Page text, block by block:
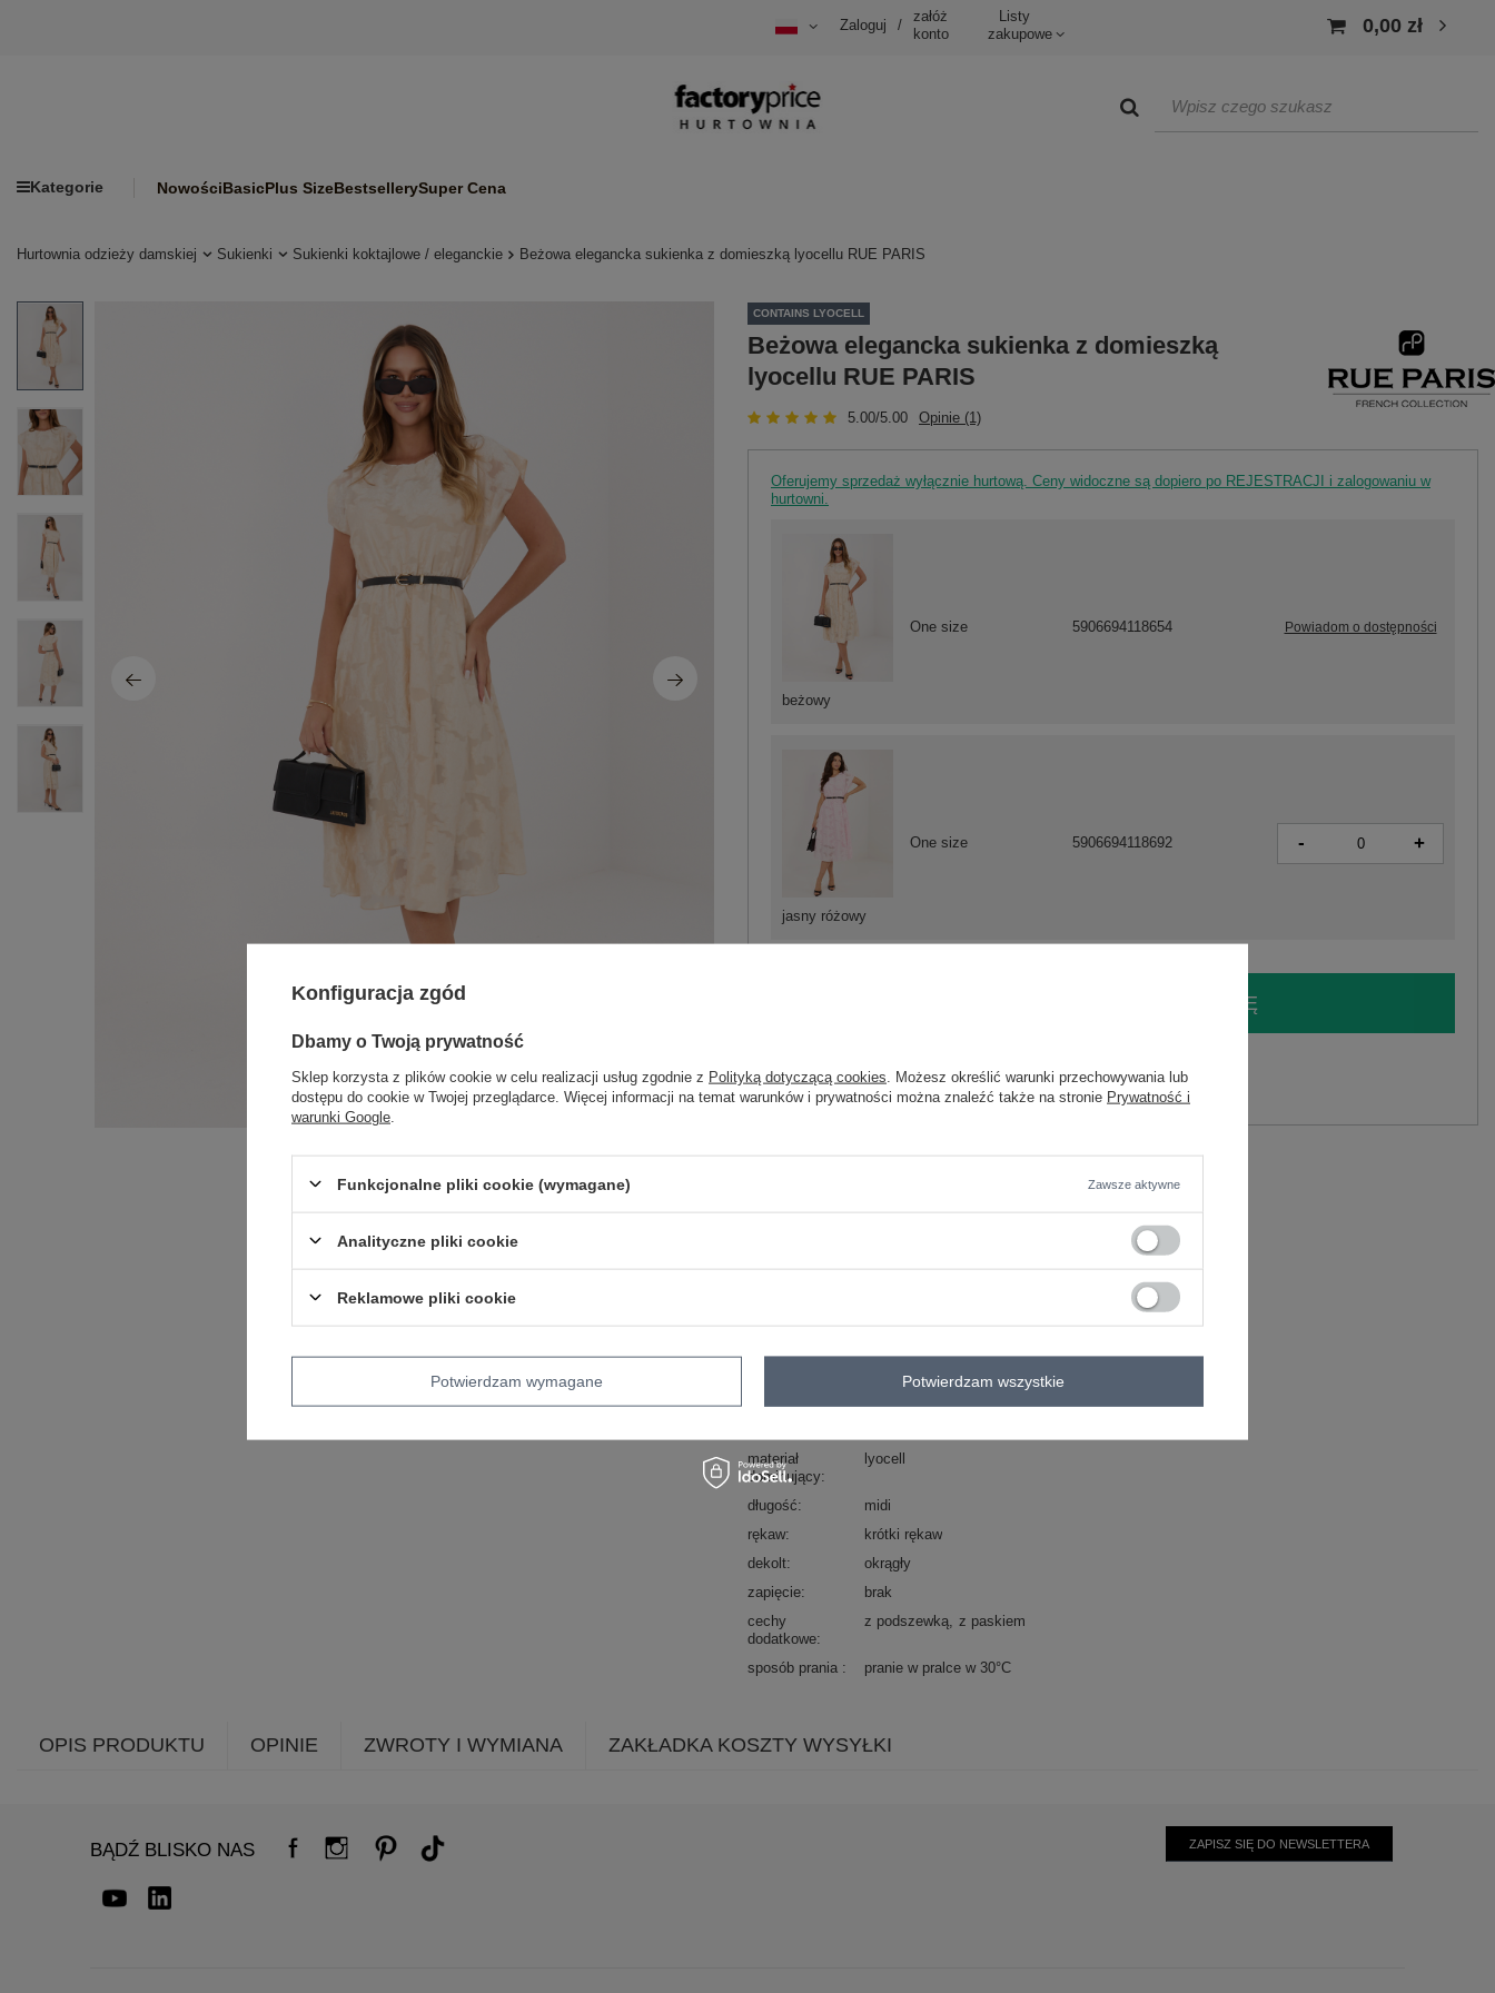
Zaloguj /
załóż
konto
Listy
zakupowe
0,00 zł
Kategorie NowościBasicPlus SizeBestsellerySuper Cena
Hurtownia odzieży damskiej Sukienki Sukienki koktajlowe / eleganckie Beżowa elegancka sukienka z domieszką lyocellu RUE PARIS
CONTAINS LYOCELL
Beżowa elegancka sukienka z domieszką
lyocellu RUE PARIS
5.00/5.00 Opinie (1)
Oferujemy sprzedaż wyłącznie hurtową. Ceny widoczne są dopiero po REJESTRACJI i zalogowaniu w
hurtowni.
jasny różowy
One size 5906694118692 - +
beżowy
One size 5906694118654 Powiadom o dostępności
ZALOGUJ SIĘ I ZOBACZ CENĘ
Zadzwoń+48 601 547 740 Zadaj pytanie
fason
sukienka rozkloszowana
wizytowe na imprezę
wzór
urozmaicona faktura materiału
materiał
dominujący
lyocell
długość
midi
rękaw
krótki rękaw
dekolt
okrągły
zapięcie
brak
cechy
dodatkowe
z podszewką z paskiem
sposób prania pranie w pralce w 30°C
OPIS PRODUKTU OPINIE ZWROTY I WYMIANA ZAKŁADKA KOSZTY WYSYŁKI
BĄDŹ BLISKO NAS ZAPISZ SIĘ DO NEWSLETTERA
Konfiguracja zgód
Dbamy o Twoją prywatność
Sklep korzysta z plików cookie w celu realizacji usług zgodnie z Polityką dotyczącą cookies . Możesz określić warunki przechowywania lub
dostępu do cookie w Twojej przeglądarce. Więcej informacji na temat warunków i prywatności można znaleźć także na stronie Prywatność i
warunki Google
Funkcjonalne pliki cookie (wymagane) Zawsze aktywne
Analityczne pliki cookie
Reklamowe pliki cookie
Potwierdzam wymagane Potwierdzam wszystkie